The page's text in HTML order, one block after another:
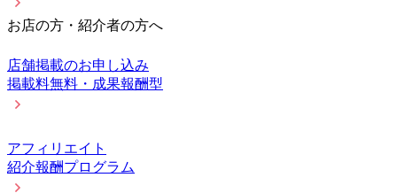
お店の方・紹介者の方へ
店舗掲載のお申し込み
掲載料無料・成果報酬型
アフィリエイト
紹介報酬プログラム